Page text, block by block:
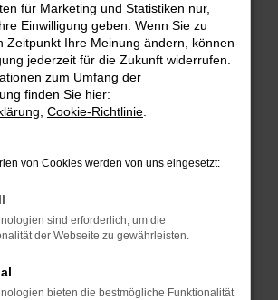
NETWORK ERROR
ein Fehler aufgetreten.
Tipps, die dir helfen können:
deine Firewall und deine
Webseiten, zum Beispiel deine
wie Werbeblocker,
Laden bestimmter Seiten
Funktioniert die Seite in einem
oder in einem privaten
für Marketing und Statistiken nur,
Einwilligung geben. Wenn Sie zu
Zeitpunkt Ihre Meinung ändern, können
jederzeit für die Zukunft widerrufen.
zum Umfang der
finden Sie hier:
Cookie-Richtlinie
von Cookies werden von uns eingesetzt:
sind erforderlich, um die
der Webseite zu gewährleisten.
bieten die bestmögliche Funktionalität